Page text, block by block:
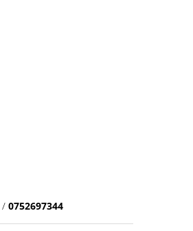
/ 0752697344